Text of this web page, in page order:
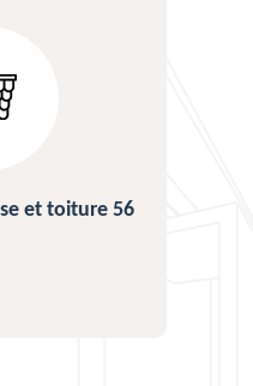
toiture 56